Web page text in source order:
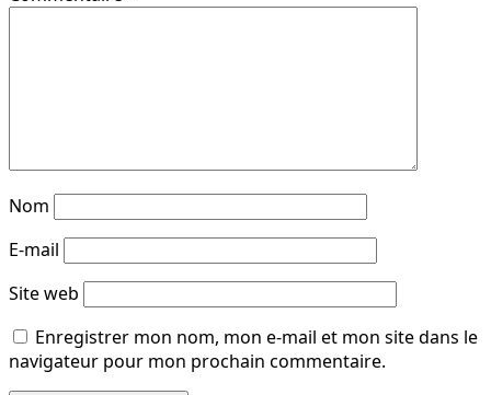
Nom
E-mail
Site web
Enregistrer mon nom, mon e-mail et mon site dans le
navigateur pour mon prochain commentaire.